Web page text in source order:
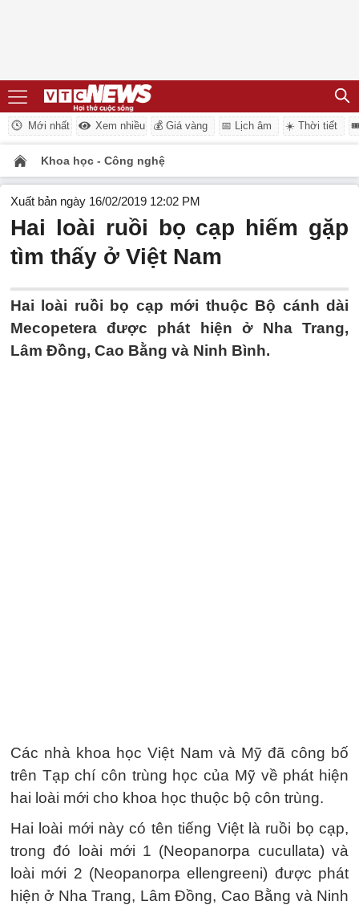
Mới nhất Xem nhiều 💰 Giá vàng 📅 Lịch âm ☀️ Thời tiết
Khoa học - Công nghệ
Xuất bản ngày 16/02/2019 12:02 PM
Hai loài ruồi bọ cạp hiếm gặp
tìm thấy ở Việt Nam
Hai loài ruồi bọ cạp mới thuộc Bộ cánh dài
Mecopetera được phát hiện ở Nha Trang,
Lâm Đồng, Cao Bằng và Ninh Bình.
Các nhà khoa học Việt Nam và Mỹ đã công bố
trên Tạp chí côn trùng học của Mỹ về phát hiện
hai loài mới cho khoa học thuộc bộ côn trùng.
Hai loài mới này có tên tiếng Việt là ruồi bọ cạp,
trong đó loài mới 1 (Neopanorpa cucullata) và
loài mới 2 (Neopanorpa ellengreeni) được phát
hiện ở Nha Trang, Lâm Đồng, Cao Bằng và Ninh